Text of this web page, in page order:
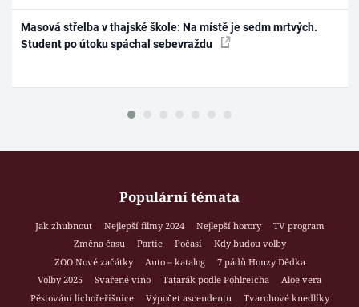
Masová střelba v thajské škole: Na místě je sedm mrtvých.
Student po útoku spáchal sebevraždu
Populární témata
Jak zhubnout Nejlepší filmy 2024 Nejlepší horory
TV program
Změna času
Partie Počasí
Kdy budou volby
ZOO Nové začátky
Auto – katalog
7 pádů Honzy Dědka
Volby 2025
Svařené víno Tatarák podle Pohlreicha
Aloe vera
Pěstování lichořeřišnice
Výpočet ascendentu
Tvarohové knedlíky